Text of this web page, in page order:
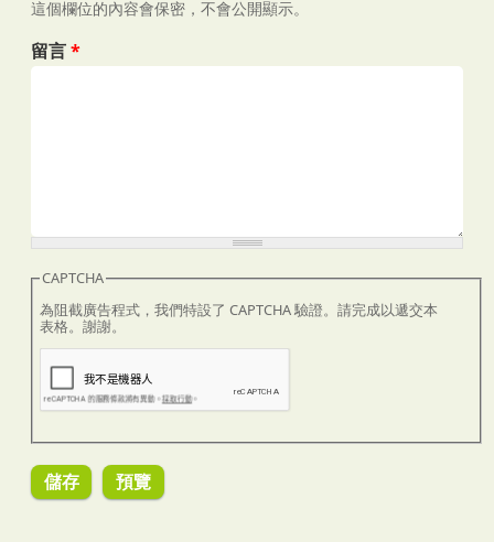
這個欄位的內容會保密，不會公開顯示。
留言*
CAPTCHA
為阻截廣告程式，我們特設了 CAPTCHA 驗證。請完成以遞交本
表格。謝謝。